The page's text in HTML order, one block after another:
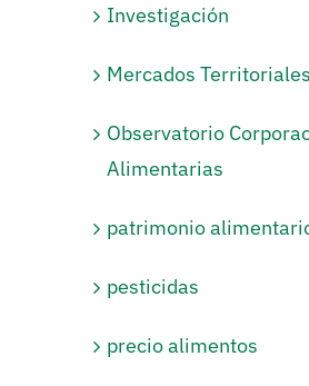
Investigación
Mercados Territoriales
Observatorio
Alimentarias
patrimonio
pesticidas
precio alimentos